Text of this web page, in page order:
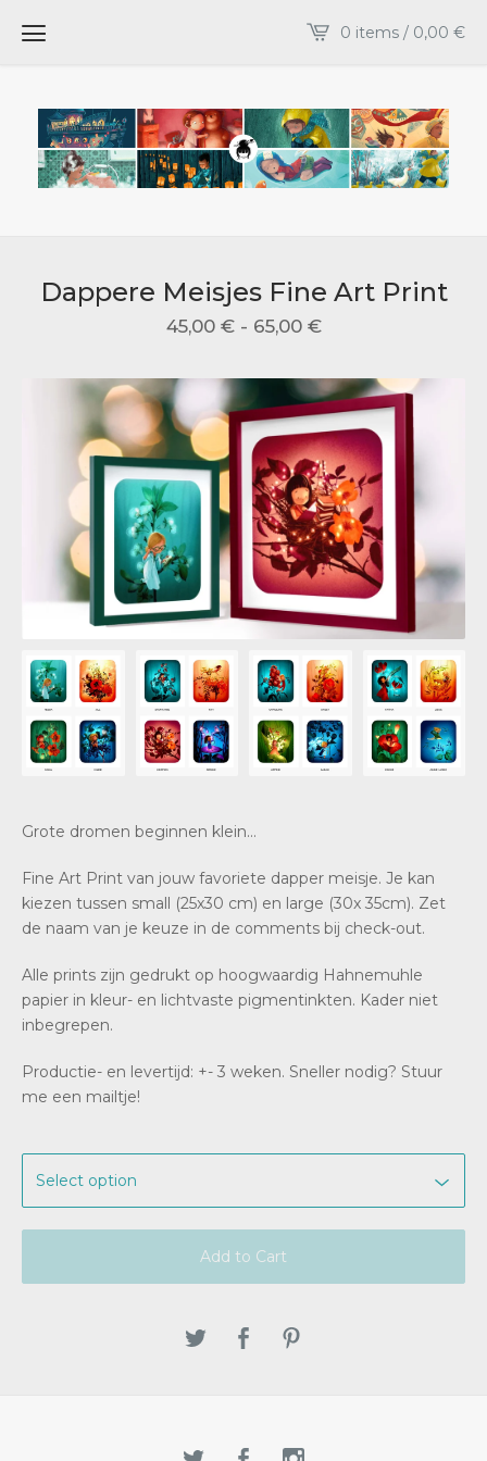
0 items / 0,00 €
Dappere Meisjes Fine Art Print
45,00 €- 65,00 €
Grote dromen beginnen klein…
Fine Art Print van jouw favoriete dapper meisje. Je kan
kiezen tussen small (25x30 cm) en large (30x 35cm). Zet
de naam van je keuze in de comments bij check-out.
Alle prints zijn gedrukt op hoogwaardig Hahnemuhle
papier in kleur- en lichtvaste pigmentinkten. Kader niet
inbegrepen.
Productie- en levertijd: +- 3 weken. Sneller nodig? Stuur
me een mailtje!
Add to Cart